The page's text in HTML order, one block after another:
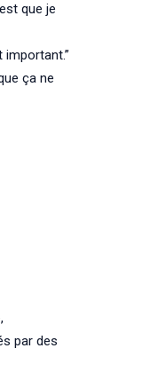
que je
important.”
ça ne
par des